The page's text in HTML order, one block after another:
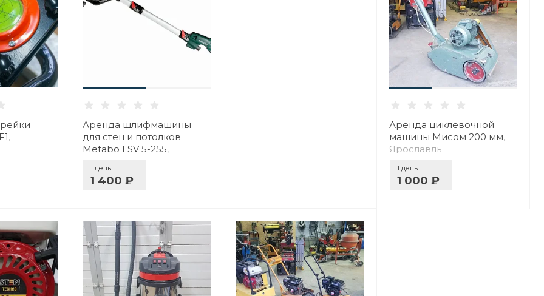
,
Аренда шлифмашины
для стен и потолков
Metabo LSV 5-255,
1 день
1 400 ₽
Аренда циклевочной
машины Мисом 200 мм,
Ярославль
1 день
1 000 ₽